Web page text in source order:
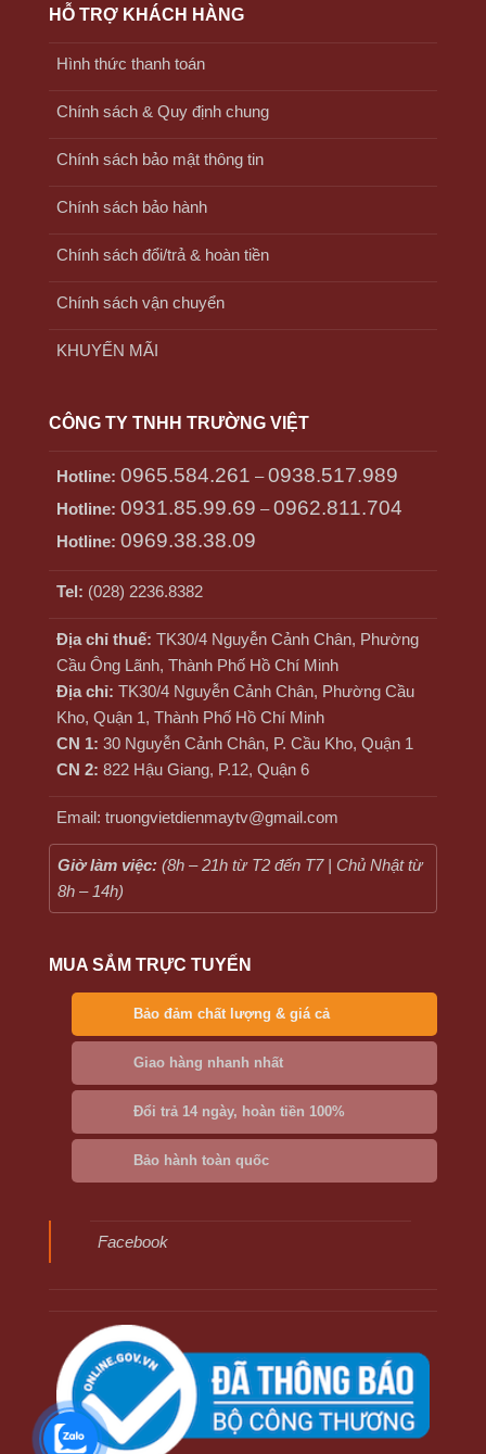
HỖ TRỢ KHÁCH HÀNG
Hình thức thanh toán
Chính sách & Quy định chung
Chính sách bảo mật thông tin
Chính sách bảo hành
Chính sách đổi/trả & hoàn tiền
Chính sách vận chuyển
KHUYẾN MÃI
CÔNG TY TNHH TRƯỜNG VIỆT
Hotline: 0965.584.261 –0938.517.989
Hotline: 0931.85.99.69 –0962.811.704
Hotline: 0969.38.38.09
Tel: (028) 2236.8382
Địa chỉ thuế: TK30/4 Nguyễn Cảnh Chân, Phường
Cầu Ông Lãnh, Thành Phố Hồ Chí Minh
Địa chỉ: TK30/4 Nguyễn Cảnh Chân, Phường Cầu
Kho, Quận 1, Thành Phố Hồ Chí Minh
CN 1: 30 Nguyễn Cảnh Chân, P. Cầu Kho, Quận 1
CN 2: 822 Hậu Giang, P.12, Quận 6
Email: truongvietdienmaytv@gmail.com
Giờ làm việc: (8h – 21h từ T2 đến T7 | Chủ Nhật từ
8h – 14h)
MUA SẮM TRỰC TUYẾN
Bảo đảm chất lượng & giá cả
Giao hàng nhanh nhất
Đổi trả 14 ngày, hoàn tiền 100%
Bảo hành toàn quốc
Facebook